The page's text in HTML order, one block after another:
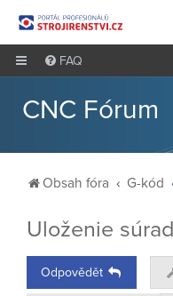
FAQ
CNC Fórum
Obsah fóra G-kód
Uloženie
Odpovědět